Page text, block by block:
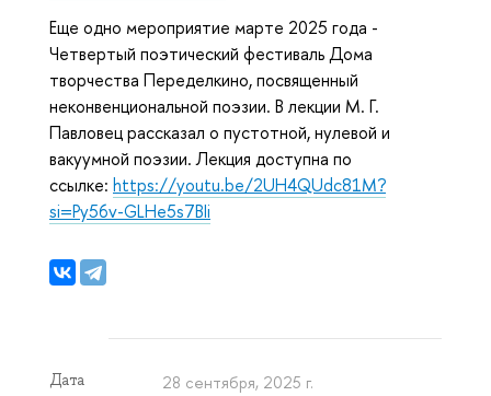
Еще одно мероприятие марте 2025 года -
Четвертый поэтический фестиваль Дома
творчества Переделкино, посвященный
неконвенциональной поэзии. В лекции М. Г.
Павловецрассказал о пустотной, нулевой и
вакуумной поэзии. Лекция доступна по
ссылке: https://youtu.be/2UH4QUdc81M?
si=Py56v-GLHe5s7BIi
Дата 28 сентября, 2025 г.